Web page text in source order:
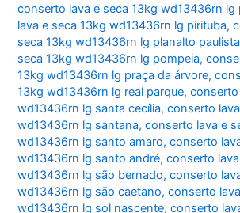
conserto lava e seca 13kg wd13436rn lg
lava e seca 13kg wd13436rn lg pirituba,
seca 13kg wd13436rn lg planalto paulista
seca 13kg wd13436rn lg pompeia,
13kg wd13436rn lg praça da árvore,
13kg wd13436rn lg real parque,conserto
wd13436rn lg santa cecília,conserto
wd13436rn lg santana,conserto lava e
wd13436rn lg santo amaro,conserto
wd13436rn lg santo andré,conserto
wd13436rn lg são bernado,conserto
wd13436rn lg são caetano,conserto
wd13436rn lg sol nascente,conserto